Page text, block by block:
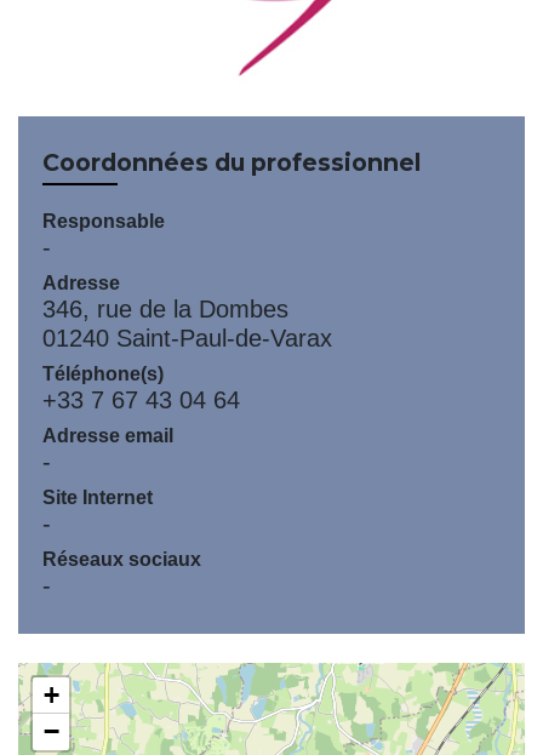
Coordonnées du professionnel
Responsable
-
Adresse
346, rue de la Dombes
01240 Saint-Paul-de-Varax
Téléphone(s)
+33 7 67 43 04 64
Adresse email
-
Site Internet
-
Réseaux sociaux
-
+
−